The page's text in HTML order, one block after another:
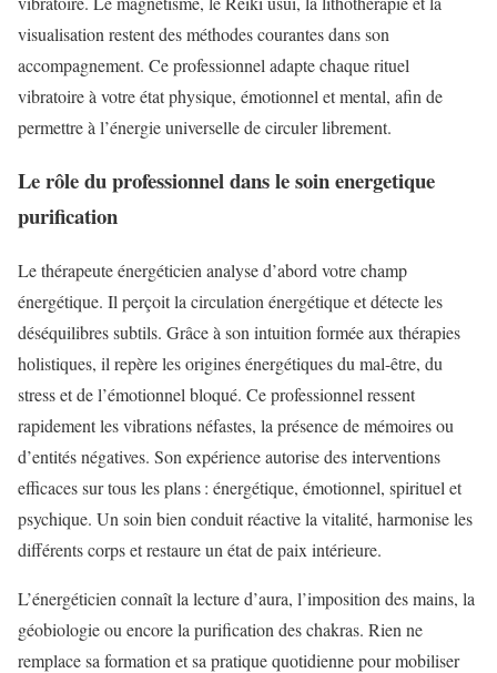
visualisation restent des méthodes courantes dans son
accompagnement. Ce professionnel adapte chaque rituel
vibratoire à votre état physique, émotionnel et mental, afin de
permettre à l’énergie universelle de circuler librement.
Le rôle du professionnel dans le soin energetique
purification
Le thérapeute énergéticien analyse d’abord votre champ
énergétique. Il perçoit la circulation énergétique et détecte les
déséquilibres subtils. Grâce à son intuition formée aux thérapies
holistiques, il repère les origines énergétiques du mal-être, du
stress et de l’émotionnel bloqué. Ce professionnel ressent
rapidement les vibrations néfastes, la présence de mémoires ou
d’entités négatives. Son expérience autorise des interventions
efficaces sur tous les plans : énergétique, émotionnel, spirituel et
psychique. Un soin bien conduit réactive la vitalité, harmonise les
différents corps et restaure un état de paix intérieure.
L’énergéticien connaît la lecture d’aura, l’imposition des mains, la
géobiologie ou encore la purification des chakras. Rien ne
remplace sa formation et sa pratique quotidienne pour mobiliser